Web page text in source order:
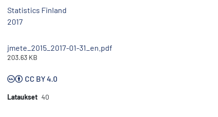
Statistics Finland
2017
jmete_2015_2017-01-31_en.pdf
203.63 KB
CC BY 4.0
Lataukset 40